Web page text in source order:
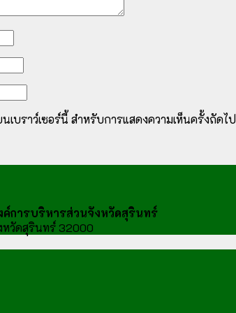
บราว์เซอร์นี้ สำหรับการแสดงความเห็นครั้งถัดไป
ค์การบริหารส่วนจังหวัดสุรินทร์
หวัดสุรินทร์ 32000